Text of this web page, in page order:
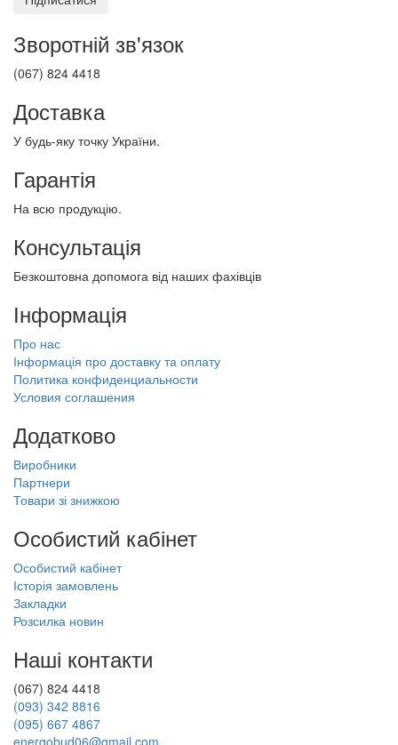
Зворотній зв'язок
(067) 824 4418
Доставка
У будь-яку точку України.
Гарантія
На всю продукцію.
Консультація
Безкоштовна допомога від наших фахівців
Інформація
Про нас
Інформація про доставку та оплату
Политика конфиденциальности
Условия соглашения
Додатково
Виробники
Партнери
Товари зі знижкою
Особистий кабінет
Особистий кабінет
Історія замовлень
Закладки
Розсилка новин
Наші контакти
(067) 824 4418
(093) 342 8816
(095) 667 4867